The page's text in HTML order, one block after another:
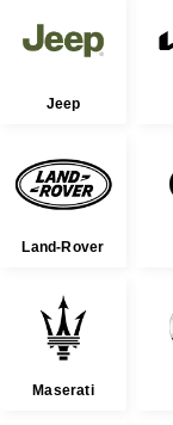
Jeep
Land-Rover
Maserati